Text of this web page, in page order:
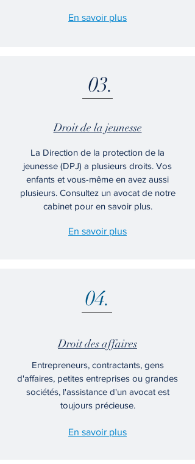
En savoir plus
03.
Droit de la jeunesse
La Direction de la protection de la
jeunesse (DPJ) a plusieurs droits. Vos
enfants et vous-même en avez aussi
plusieurs. Consultez un avocat de notre
cabinet pour en savoir plus.
En savoir plus
04.
Droit des affaires
Entrepreneurs, contractants, gens
d'affaires, petites entreprises ou grandes
sociétés, l'assistance d'un avocat est
toujours précieuse.
En savoir plus